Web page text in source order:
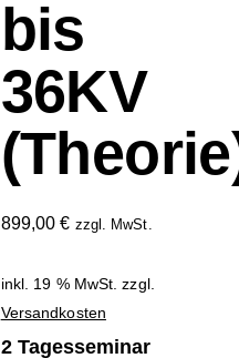
bis
36KV
899,00€ zzgl. MwSt.
inkl. 19 % MwSt. zzgl.
Versandkosten
2 Tagesseminar